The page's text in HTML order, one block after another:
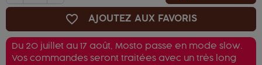
favorite_border AJOUTEZ AUX FAVORIS
Du 20 juillet au 17 août, Mosto passe en mode slow.
Vos commandes seront traitées avec un très long